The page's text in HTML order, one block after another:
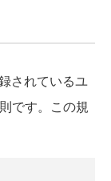
されているユ
です。この規